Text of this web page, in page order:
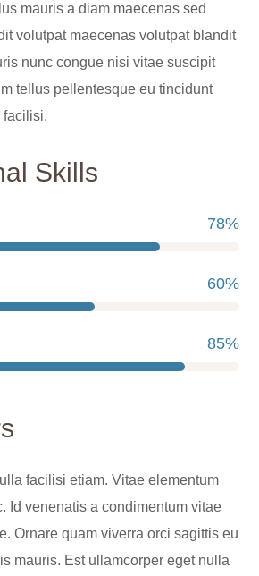
mauris a diam maecenas sed
volutpat maecenas volutpat blandit
nunc congue nisi vitae suscipit
tellus pellentesque eu tincidunt
facilisi.
Skills
78%
60%
85%
facilisi etiam. Vitae elementum
Id venenatis a condimentum vitae
Ornare quam viverra orci sagittis eu
mauris. Est ullamcorper eget nulla